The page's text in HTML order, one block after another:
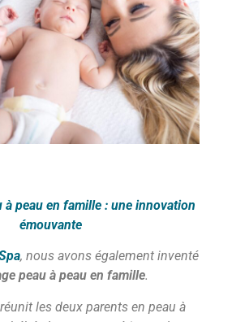
à peau en famille : une innovation
émouvante
, nous avons également inventé
peau à peau en famille.
les deux parents en peau à